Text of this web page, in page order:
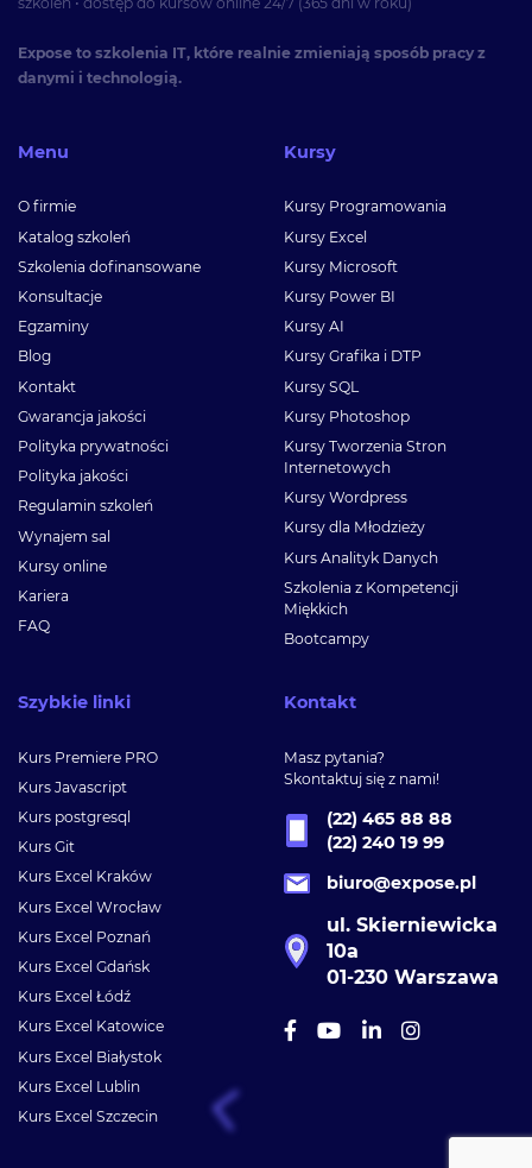
Expose to szkolenia IT, które realnie zmieniają sposób pracy z
danymi i technologią.
Menu
O firmie
Katalog szkoleń
Szkolenia dofinansowane
Konsultacje
Egzaminy
Blog
Kontakt
Gwarancja jakości
Polityka prywatności
Polityka jakości
Regulamin szkoleń
Wynajem sal
Kursy online
Kariera
FAQ
Kursy
Kursy Programowania
Kursy Excel
Kursy Microsoft
Kursy Power BI
Kursy AI
Kursy Grafika i DTP
Kursy SQL
Kursy Photoshop
Kursy Tworzenia Stron
Internetowych
Kursy Wordpress
Kursy dla Młodzieży
Kurs Analityk Danych
Szkolenia z Kompetencji
Miękkich
Bootcampy
Szybkie linki
Kurs Premiere PRO
Kurs Javascript
Kurs postgresql
Kurs Git
Kurs Excel Kraków
Kurs Excel Wrocław
Kurs Excel Poznań
Kurs Excel Gdańsk
Kurs Excel Łódź
Kurs Excel Katowice
Kurs Excel Białystok
Kurs Excel Lublin
Kurs Excel Szczecin
Kontakt
Masz pytania?
Skontaktuj się z nami!
(22) 465 88 88
(22) 240 19 99
biuro@expose.pl
ul. Skierniewicka
10a
01-230 Warszawa